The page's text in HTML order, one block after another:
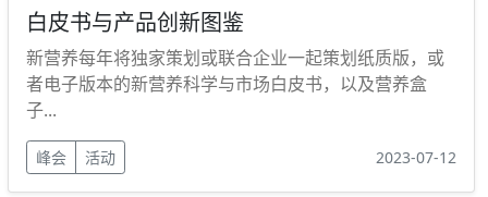
白皮书与产品创新图鉴
新营养每年将独家策划或联合企业一起策划纸质版，或
者电子版本的新营养科学与市场白皮书，以及营养盒
子...
峰会 活动 2023-07-12